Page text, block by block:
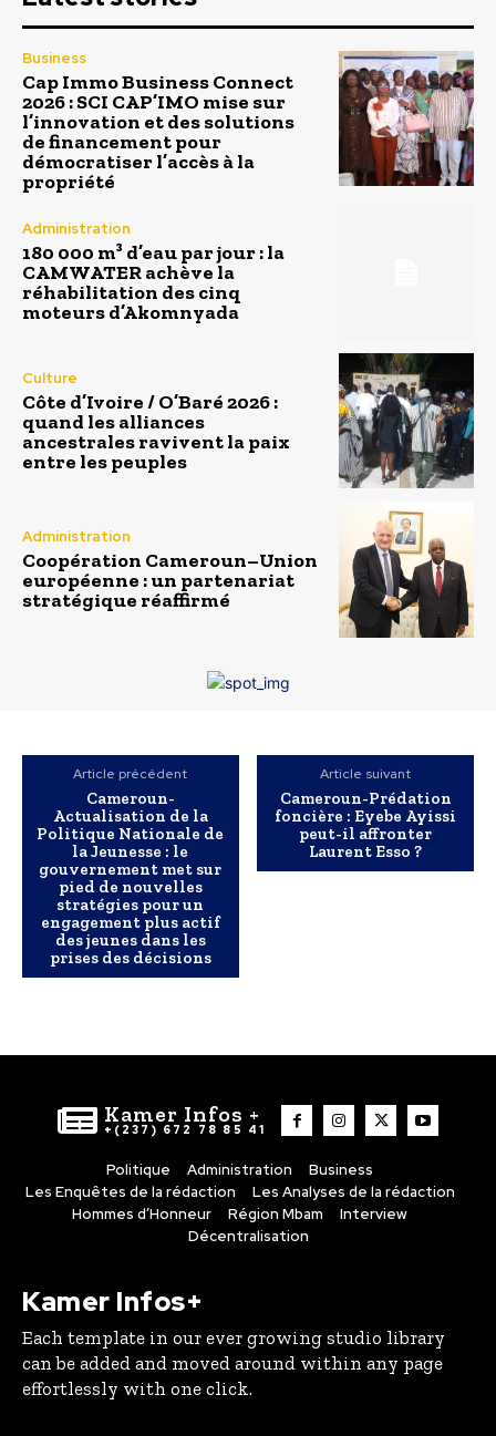
Business
Cap Immo Business Connect
2026 : SCI CAP’IMO mise sur
l’innovation et des solutions
de financement pour
démocratiser l’accès à la
propriété
Administration
180 000 m³ d’eau par jour : la
CAMWATER achève la
réhabilitation des cinq
moteurs d’Akomnyada
Culture
Côte d’Ivoire / O’Baré 2026 :
quand les alliances
ancestrales ravivent la paix
entre les peuples
Administration
Coopération Cameroun–Union
européenne : un partenariat
stratégique réaffirmé
Article précédent
Cameroun-
Actualisation de la
Politique Nationale de
la Jeunesse : le
gouvernement met sur
pied de nouvelles
stratégies pour un
engagement plus actif
des jeunes dans les
prises des décisions
Article suivant
Cameroun-Prédation
foncière : Eyebe Ayissi
peut-il affronter
Laurent Esso ?
Kamer Infos +
+(237) 672 78 85 41
Politique Administration
Business
Les Enquêtes de la rédaction
Les Analyses de la rédaction
Hommes d’Honneur
Région Mbam
Interview
Décentralisation
Kamer Infos+
Each template in our ever growing studio library
can be added and moved around within any page
effortlessly with one click.